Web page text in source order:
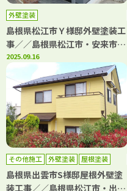
外壁塗装
島根県松江市Ｙ様邸外壁塗装工
事／／島根県松江市・安来市・
出雲市・大田市・雲南市 鳥取
県米子市・境港市の「きじま塗
装」
2025.09.16
その他施工 外壁塗装 屋根塗装
島根県出雲市S様邸屋根外壁塗
装工事／／島根県松江市・出雲